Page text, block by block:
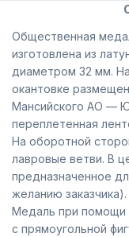
Общественная
изготовлена из
диаметром 32 мм.
окантовке
Мансийского АО —
переплетенная
На оборотной
лавровые ветви. В
предназначенное
желанию
Медаль при помощи
с прямоугольной